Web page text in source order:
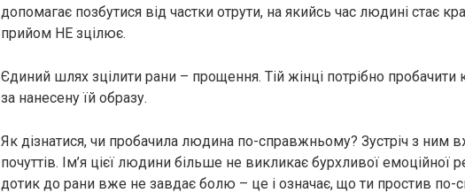
допомагає позбутися від частки отрути, на якийсь час людині стає
прийом НЕ зцілює.
Єдиний шлях зцілити рани – прощення. Тій жінці потрібно
за нанесену їй образу.
Як дізнатися, чи пробачила людина по-справжньому? Зустріч з ним
почуттів. Ім’я цієї людини більше не викликає бурхливої емоційної
дотик до рани вже не завдає болю – це і означає, що ти простив